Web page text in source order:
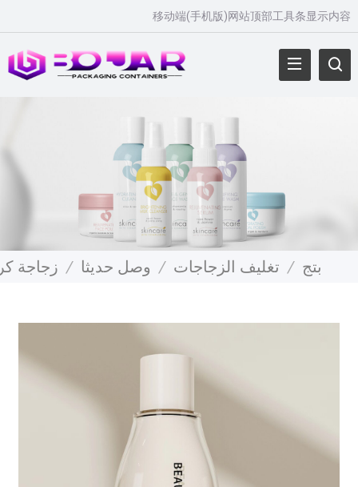
移动端(手机版)网站顶部工具条显示内容
بتج / تغليف الزجاجات / وصل حديثا / زجاجة